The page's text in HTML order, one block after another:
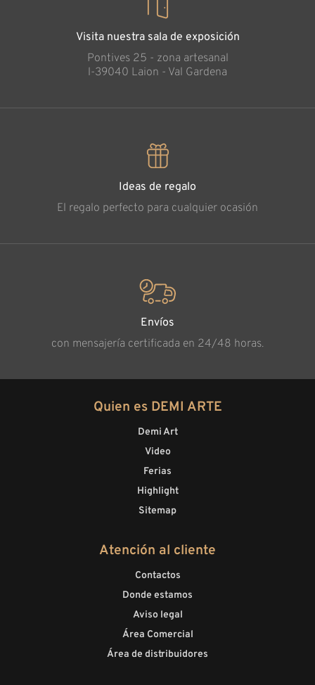
Visita nuestra sala de exposición
Pontives 25 - zona artesanal
l-39040 Laion - Val Gardena
Ideas de regalo
El regalo perfecto para cualquier ocasión
Envíos
con mensajería certificada en 24/48 horas.
Quien es DEMI ARTE
Demi Art
Video
Ferias
Highlight
Sitemap
Atención al cliente
Contactos
Donde estamos
Aviso legal
Área Comercial
Área de distribuidores